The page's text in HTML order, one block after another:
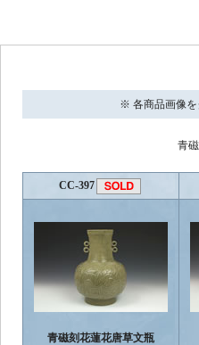
※ 各商品画像を
青磁
CC-397
青磁刻花蓮花唐草文瓶